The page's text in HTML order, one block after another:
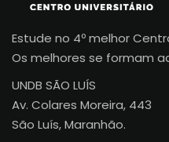
Estude no 4º melhor
Os melhores se formam
UNDB SÃO LUÍS
Av. Colares Moreira, 443
São Luís, Maranhão.